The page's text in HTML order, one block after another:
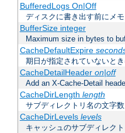
BufferedLogs On|Off
ディスクに書き出す前にメ
BufferSize integer
Maximum size in bytes to
CacheDefaultExpire
期日が指定されていないと
CacheDetailHeader on|off
Add an X-Cache-Detail
CacheDirLength length
サブディレクトリ名の文字数
CacheDirLevels levels
キャッシュのサブディレク